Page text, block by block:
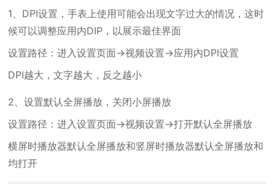
1、DPI设置，手表上使用可能会出现文字过大的情况，这时
候可以调整应用内DIP，以展示最佳界面
设置路径：进入设置页面→视频设置→应用内DPI设置
DPI越大，文字越大，反之越小
2、设置默认全屏播放，关闭小屏播放
设置路径：进入设置页面→视频设置→打开默认全屏播放
横屏时播放器默认全屏播放和竖屏时播放器默认全屏播放和
均打开